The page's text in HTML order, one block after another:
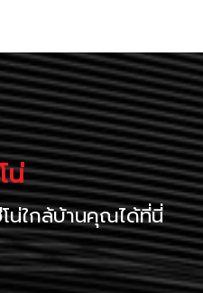
น่
น่ใกล้บ้านคุณได้ที่นี่